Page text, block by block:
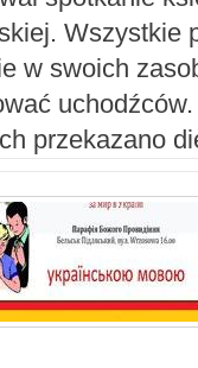
Wszystkie
w swoich
przekazano